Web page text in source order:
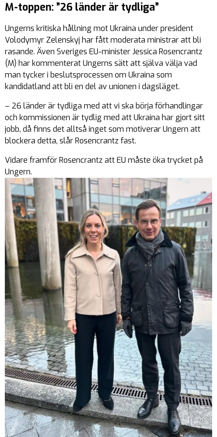
M-toppen: ”26 länder är tydliga”
Ungerns kritiska hållning mot Ukraina under president
Volodymyr Zelenskyj har fått moderata ministrar att bli
rasande. Även Sveriges EU-minister Jessica Rosencrantz
(M) har kommenterat Ungerns sätt att själva välja vad
man tycker i beslutsprocessen om Ukraina som
kandidatland att bli en del av unionen i dagsläget.
– 26 länder är tydliga med att vi ska börja förhandlingar
och kommissionen är tydlig med att Ukraina har gjort sitt
jobb, då finns det alltså inget som motiverar Ungern att
blockera detta, slår Rosencrantz fast.
Vidare framför Rosencrantz att EU måste öka trycket på
Ungern.